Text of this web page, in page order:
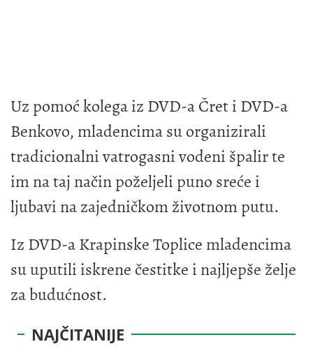
Uz pomoć kolega iz DVD-a Čret i DVD-a
Benkovo, mladencima su organizirali
tradicionalni vatrogasni vodeni špalir te
im na taj način poželjeli puno sreće i
ljubavi na zajedničkom životnom putu.
Iz DVD-a Krapinske Toplice mladencima
su uputili iskrene čestitke i najljepše želje
za budućnost.
NAJČITANIJE